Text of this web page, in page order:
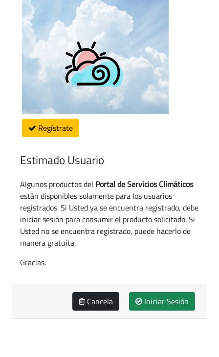
Regístrate
Estimado Usuario
Algunos productos del Portal de Servicios Climáticos
están disponibles solamente para los usuarios
registrados. Si Usted ya se encuentra registrado, debe
iniciar sesión para consumir el producto solicitado. Si
Usted no se encuentra registrado, puede hacerlo de
manera gratuita.
Gracias.
Cancela Iniciar Sesión